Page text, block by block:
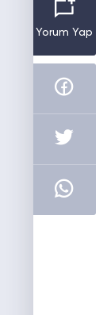
Yorum Yap